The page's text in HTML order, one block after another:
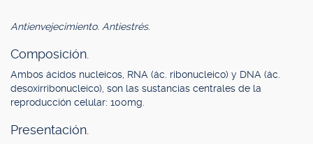
Antienvejecimiento. Antiestrés.
Composición.
Ambos ácidos nucleicos, RNA (ác. ribonucleico) y DNA (ác.
desoxirribonucleico), son las sustancias centrales de la
reproducción celular: 100mg.
Presentación.